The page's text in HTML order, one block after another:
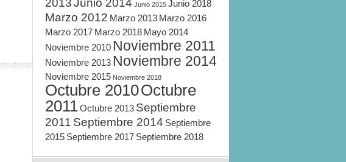
2013Junio 2014 Junio 2015 Junio 2018
Marzo 2012 Marzo 2013 Marzo 2016
Marzo 2017 Marzo 2018 Mayo 2014
Noviembre 2010 Noviembre 2011
Noviembre 2013 Noviembre 2014
Noviembre 2015 Noviembre 2018
Octubre 2010Octubre
2011Octubre 2013 Septiembre
2011 Septiembre 2014 Septiembre
2015 Septiembre 2017 Septiembre 2018